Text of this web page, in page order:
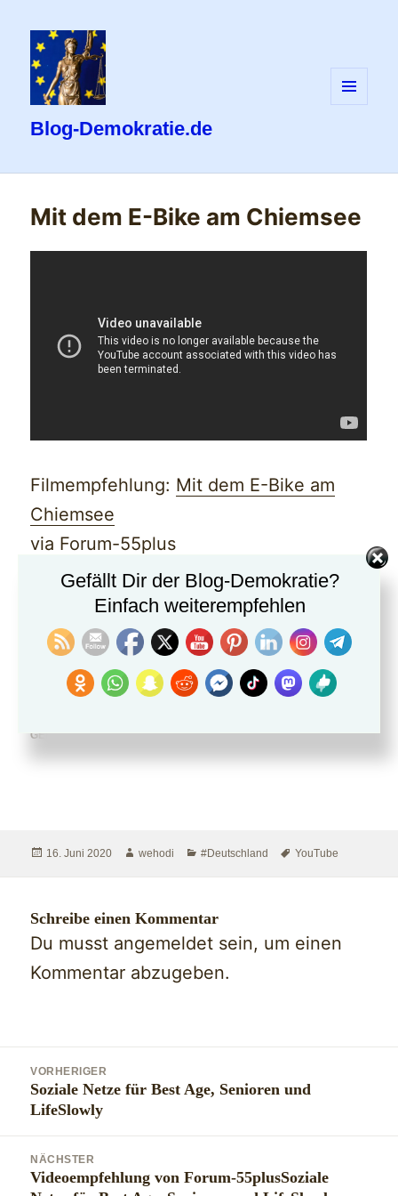
Blog-Demokratie.de
Mit dem E-Bike am Chiemsee
Filmempfehlung: Mit dem E-Bike am
Chiemsee
via Forum-55plus
TEILE DIESEN ARTIKEL MIT
Telegram
Reddit
Threads
WhatsApp
Mastodon
Bluesky
GEFÄLLT MIR:
Veröffentlicht
16. Juni 2020 Autor
wehodi Kategorien
#Deutschland Schlagwörter
YouTube
Schreibe einen Kommentar
Du musst angemeldet sein, um einen
Kommentar abzugeben.
Beitragsnavigation
VORHERIGER
Vorheriger
Beitrag:
Soziale Netze für Best Age, Senioren und
LifeSlowly
NÄCHSTER
Nächster
Videoempfehlung von Forum-55plusSoziale
Gefällt Dir der Blog-Demokratie?
Einfach weiterempfehlen